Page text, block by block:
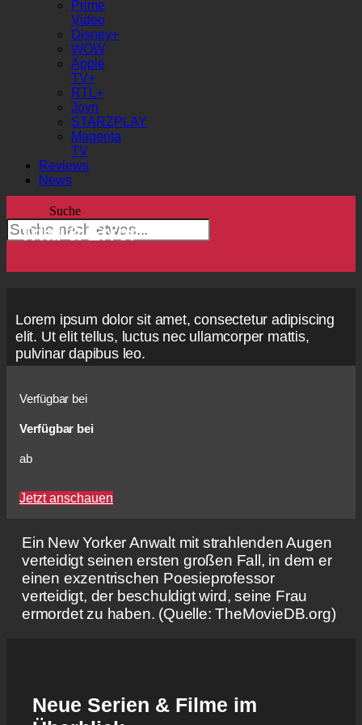
Prime
Video
Disney+
WOW
Apple
TV+
RTL+
Joyn
STARZPLAY
Magenta
TV
Reviews
News
Suche
Trial & Error
Lorem ipsum dolor sit amet, consectetur adipiscing
elit. Ut elit tellus, luctus nec ullamcorper mattis,
pulvinar dapibus leo.
Verfügbar bei
Verfügbar bei
ab
Jetzt anschauen
Ein New Yorker Anwalt mit strahlenden Augen
verteidigt seinen ersten großen Fall, in dem er
einen exzentrischen Poesieprofessor
verteidigt, der beschuldigt wird, seine Frau
ermordet zu haben. (Quelle: TheMovieDB.org)
Neue Serien & Filme im